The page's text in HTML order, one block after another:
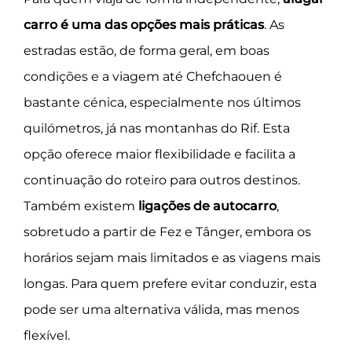
carro é uma das opções mais práticas. As
estradas estão, de forma geral, em boas
condições e a viagem até Chefchaouen é
bastante cénica, especialmente nos últimos
quilómetros, já nas montanhas do Rif. Esta
opção oferece maior flexibilidade e facilita a
continuação do roteiro para outros destinos.
Também existem ligações de autocarro,
sobretudo a partir de Fez e Tânger, embora os
horários sejam mais limitados e as viagens mais
longas. Para quem prefere evitar conduzir, esta
pode ser uma alternativa válida, mas menos
flexível.